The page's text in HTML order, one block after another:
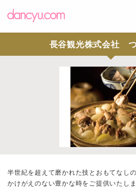
長谷観光株式会社
半世紀を超えて磨かれた技とおもてなし
かけがえのない豊かな時をご提供いたし